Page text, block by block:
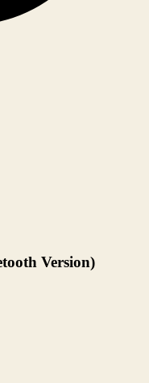
Version)